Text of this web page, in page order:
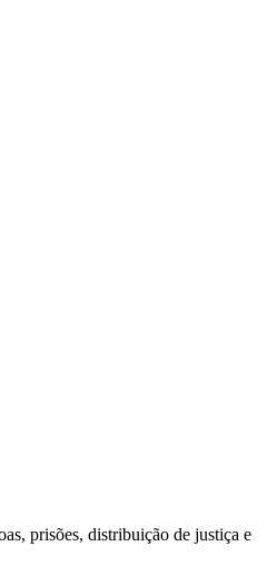
prisões, distribuição de justiça e